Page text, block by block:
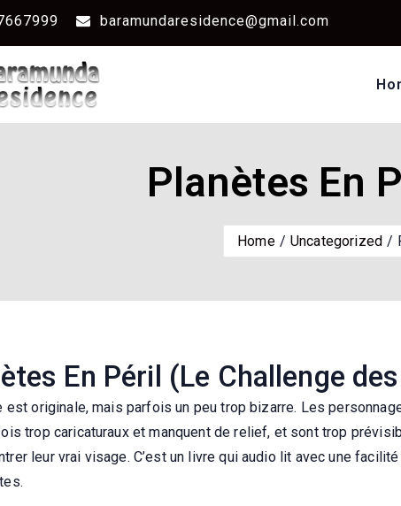
baramundaresidence@gmail.com
Planètes En
Home Uncategorized
En Péril (Le Challenge
est originale, mais parfois un peu trop bizarre. Les
trop caricaturaux et manquent de relief, et sont trop
leur vrai visage. C’est un livre qui audio lit avec une